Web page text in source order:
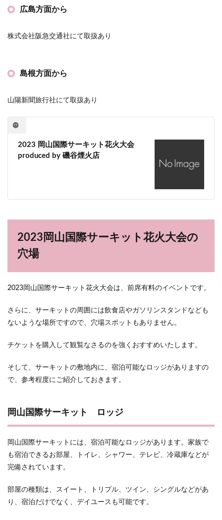
広島方面から
株式会社阪急交通社にて取扱あり
島根方面から
山陽新聞旅行社にて取扱あり
2023 岡山国際サーキット花火大会
produced by 磯谷煙火店
2023岡山国際サーキット花火大会の
穴場
2023岡山国際サーキット花火大会は、前席有料のイベントです。
さらに、サーキットの周囲には飲食店やガソリンスタンドなども
ないような場所ですので、穴場スポットもありません。
チケットを購入して観覧なさるのを強くおすすめいたします。
そして、サーキットの敷地内に、宿泊可能なロッジがありますの
で、参考程度にご紹介しておきます。
岡山国際サーキット ロッジ
岡山国際サーキットには、宿泊可能なロッジがあります。家族で
も宿泊できるお部屋、トイレ、シャワー、テレビ、冷蔵庫などが
完備されています。
部屋の種類は、スイート、トリプル、ツイン、シングルなどがあ
り、宿泊だけでなく、デイユースも可能です。